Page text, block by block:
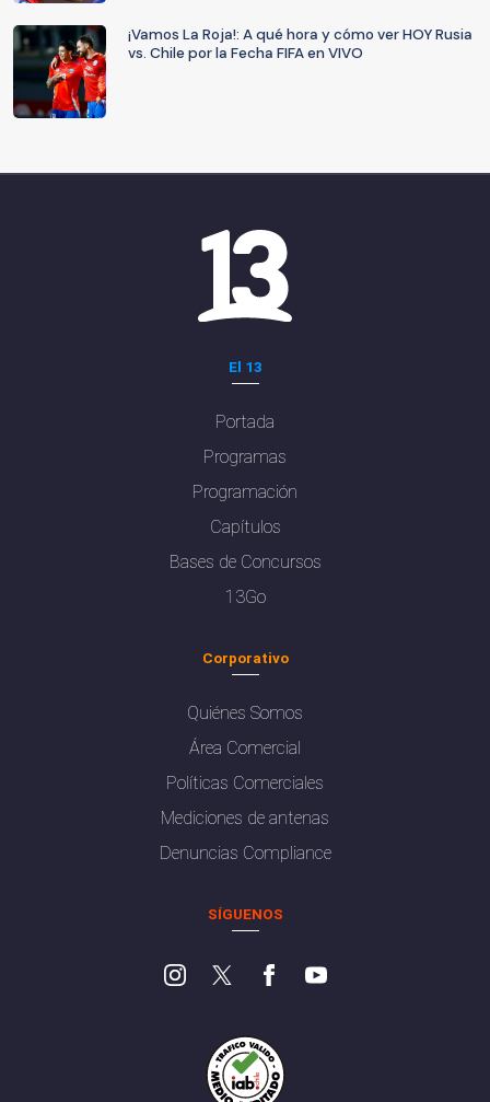
¡Vamos La Roja!: A qué hora y cómo ver HOY Rusia
vs. Chile por la Fecha FIFA en VIVO
El 13
Portada
Programas
Programación
Capítulos
Bases de Concursos
13Go
Corporativo
Quiénes Somos
Área Comercial
Políticas Comerciales
Mediciones de antenas
Denuncias Compliance
SÍGUENOS